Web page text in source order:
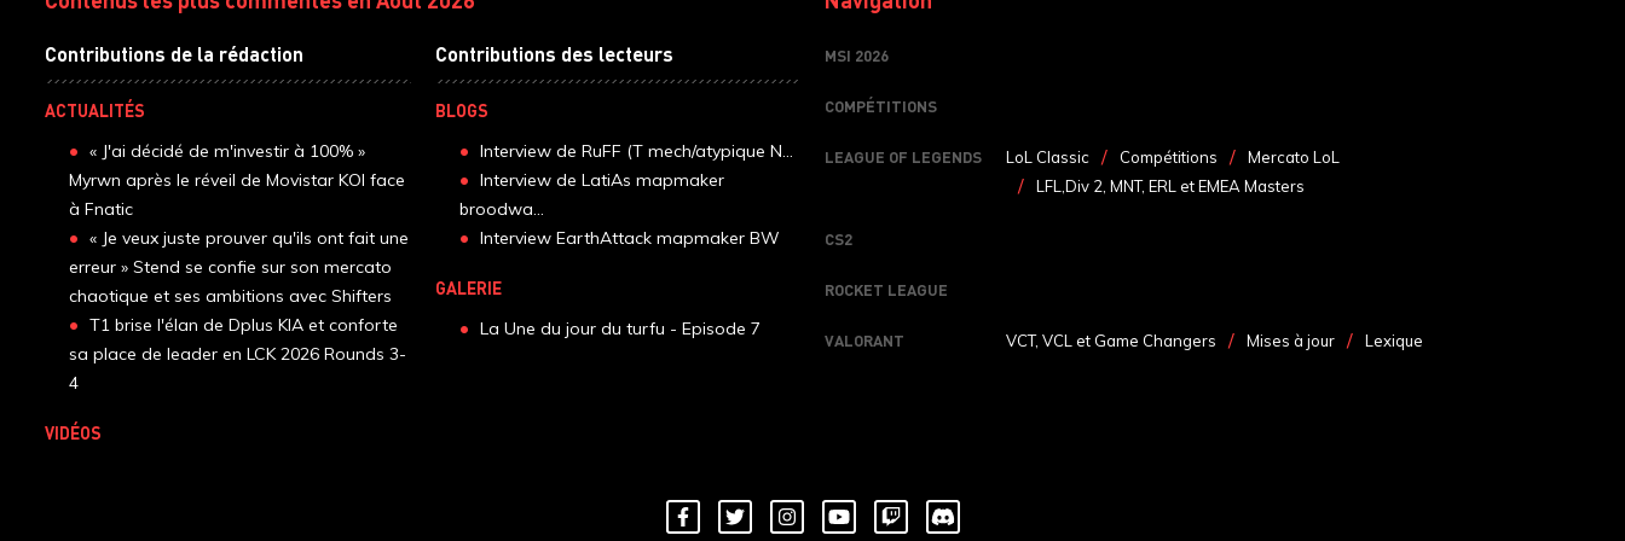
Contributions de la rédaction
ACTUALITÉS
« J'ai décidé de m'investir à 100% »
Myrwn après le réveil de Movistar KOI face
à Fnatic
« Je veux juste prouver qu'ils ont fait une
erreur » Stend se confie sur son mercato
chaotique et ses ambitions avec Shifters
T1 brise l'élan de Dplus KIA et conforte
sa place de leader en LCK 2026 Rounds 3-
4
VIDÉOS
Contributions des lecteurs
BLOGS
Interview de RuFF (T mech/atypique N...
Interview de LatiAs mapmaker
broodwa...
Interview EarthAttack mapmaker BW
GALERIE
La Une du jour du turfu - Episode 7
MSI 2026
COMPÉTITIONS
LEAGUE OF LEGENDS LoL Classic Compétitions
Mercato LoL
LFL,Div 2, MNT, ERL et EMEA Masters
CS2
ROCKET LEAGUE
VALORANT VCT, VCL et Game Changers Mises à jour Lexique